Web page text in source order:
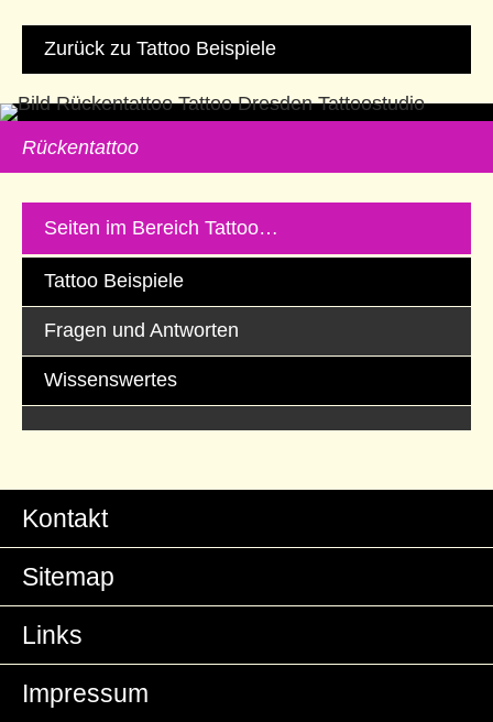
Zurück zu Tattoo Beispiele
Rückentattoo
Seiten im Bereich Tattoo…
Tattoo Beispiele
Fragen und Antworten
Wissenswertes
Kontakt
Sitemap
Links
Impressum